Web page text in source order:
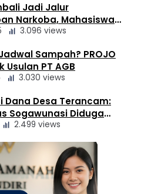
Jadi Jalur
Narkoba, Mahasiswa
dan Aparat Bertindak
3.096 views
Sampah? PROJO
Usulan PT AGB
3.030 views
Dana Desa Terancam:
Sogawunasi Diduga
untuk Warga
2.499 views